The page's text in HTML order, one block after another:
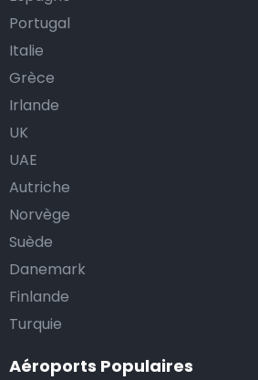
Portugal
Italie
Grèce
Irlande
UK
UAE
Autriche
Norvège
Suède
Danemark
Finlande
Turquie
Aéroports Populaires